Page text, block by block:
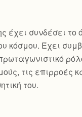
έχει συνδέσει το
κόσμου. Έχει
τις επιρροές
του.